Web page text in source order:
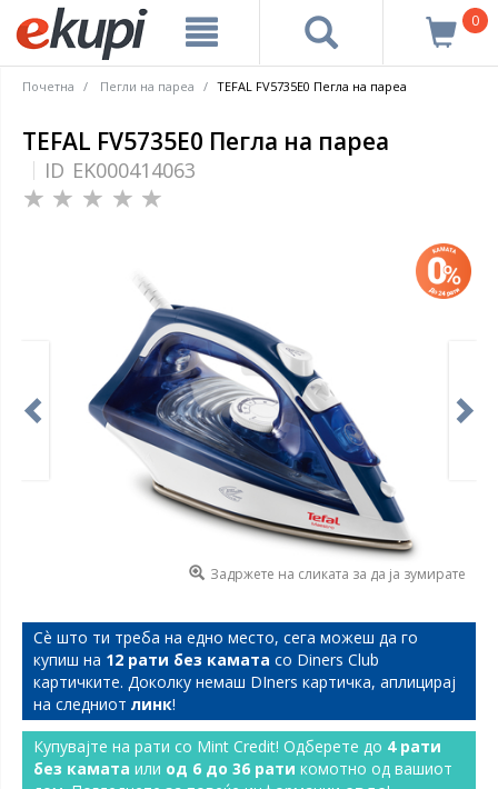
0
Почетна Пегли на пареа TEFAL FV5735E0 Пегла на пареа
TEFAL FV5735E0 Пегла на пареа
ID EK000414063
Задржете на сликата за да ја зумирате
Сѐ што ти треба на едно место, сега можеш да го
купиш на 12 рати без камата со Diners Club
картичките. Доколку немаш DIners картичка, аплицирај
на следниот линк!
Купувајте на рати со Mint Credit! Одберете до 4 рати
без камата или од 6 до 36 рати комотно од вашиот